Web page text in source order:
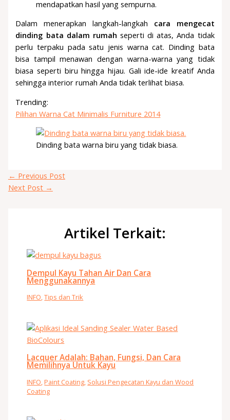
mendapatkan hasil yang sempurna.
Dalam menerapkan langkah-langkah cara mengecat
dinding bata dalam rumah seperti di atas, Anda tidak
perlu terpaku pada satu jenis warna cat. Dinding bata
bisa tampil menawan dengan warna-warna yang tidak
biasa seperti biru hingga hijau. Gali ide-ide kreatif Anda
sehingga interior rumah Anda tidak terlihat biasa.
Trending:
Pilihan Warna Cat Minimalis Furniture 2014
Dinding bata warna biru yang tidak biasa.
← Previous Post
Next Post →
Artikel Terkait:
Dempul Kayu Tahan Air Dan Cara
Menggunakannya
INFO,Tips dan Trik
Lacquer Adalah: Bahan, Fungsi, Dan Cara
Memilihnya Untuk Kayu
INFO,Paint Coating, Solusi Pengecatan Kayu dan Wood
Coating